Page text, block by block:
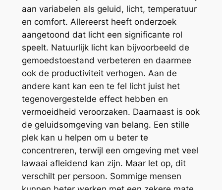
aan variabelen als geluid, licht, temperatuur
en comfort. Allereerst heeft onderzoek
aangetoond dat licht een significante rol
speelt. Natuurlijk licht kan bijvoorbeeld de
gemoedstoestand verbeteren en daarmee
ook de productiviteit verhogen. Aan de
andere kant kan een te fel licht juist het
tegenovergestelde effect hebben en
vermoeidheid veroorzaken. Daarnaast is ook
de geluidsomgeving van belang. Een stille
plek kan u helpen om u beter te
concentreren, terwijl een omgeving met veel
lawaai afleidend kan zijn. Maar let op, dit
verschilt per persoon. Sommige mensen